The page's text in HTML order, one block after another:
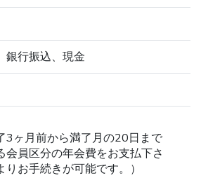
銀行振込、現金
3ヶ月前から満了月の20日まで
会員区分の年会費をお支払下さ
お手続きが可能です。）